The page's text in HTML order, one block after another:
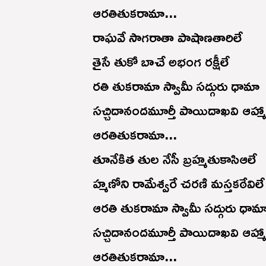
ఆరతితుకరామా...
రాఘవే సాగరాతా పాషాణతారిలే
తైసే తుకో బాచే అభంగ రక్షీలే
రతి తుకరామా స్వామీ సద్గురు ధామా
సచ్చిదానందమూర్తీ పాయిదాఖవి ఆహ్మా
ఆరతితుకరామా...
తూనేకిత తుల నేసీ బ్రహ్మతుకాసి‌ఆలే
హ్మణోని రామేశ్వరే చరణి మస్తకఠేవిలే
ఆరతి తుకరామా స్వామీ సద్గురు
సచ్చిదానందమూర్తీ పాయిదాఖవి ఆహ్మా
ఆరతితుకరామా...